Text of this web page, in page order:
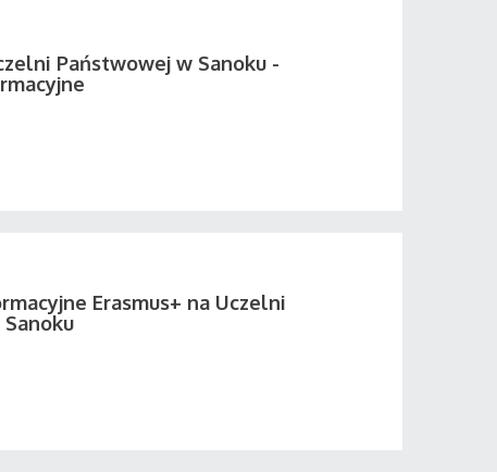
Państwowej w Sanoku -
Erasmus+ na Uczelni